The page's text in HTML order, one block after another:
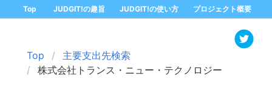
Top JUDGIT!の趣旨 JUDGIT!の使い方 プロジェクト概要
Top
主要支出先検索
株式会社トランス・ニュー・テクノロジー